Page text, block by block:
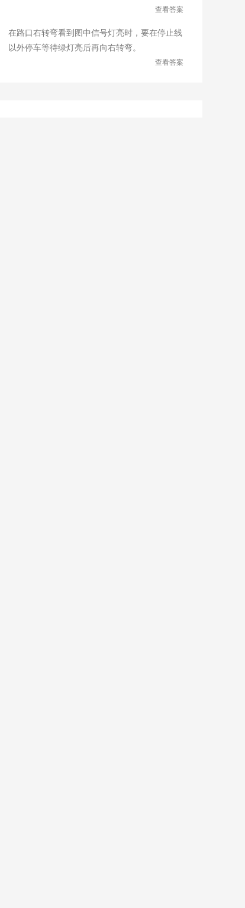
查看答案
在路口右转弯看到图中信号灯亮时，要在停止线
以外停车等待绿灯亮后再向右转弯。
查看答案